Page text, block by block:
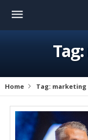
Tag:
Home Tag: marketing